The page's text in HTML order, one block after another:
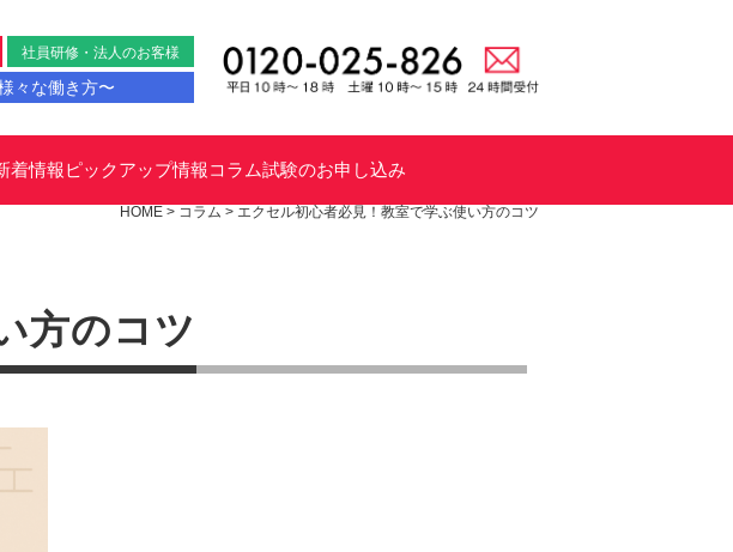
社員研修・法人のお客様
々な働き方〜
着情報ピックアップ情報コラム試験のお申し込み
HOME > コラム > エクセル初心者必見！教室で学ぶ使い方のコツ
方のコツ